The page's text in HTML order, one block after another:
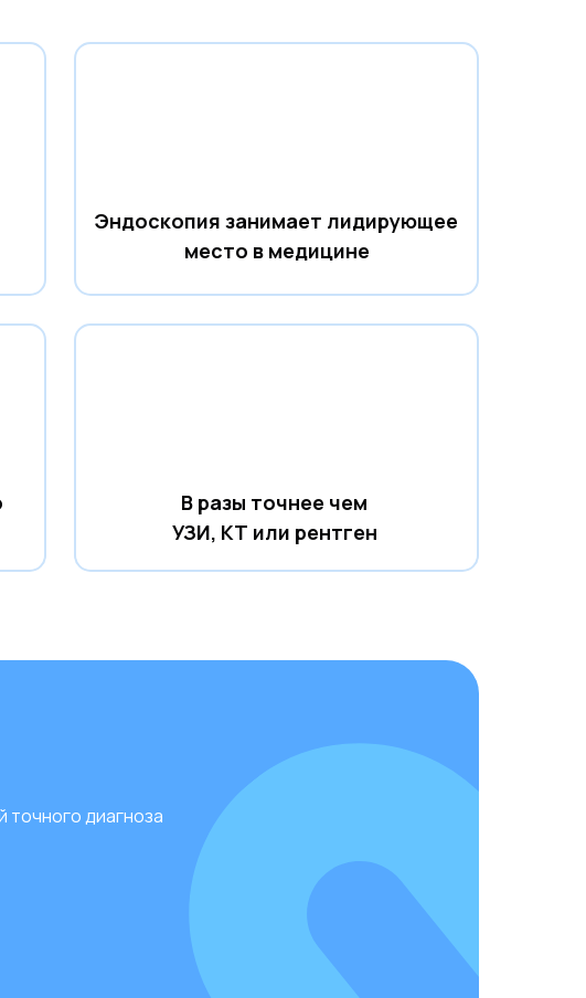
Эндоскопия занимает лидирующее
место в медицине
В разы точнее чем
УЗИ, КТ или рентген
точного диагноза